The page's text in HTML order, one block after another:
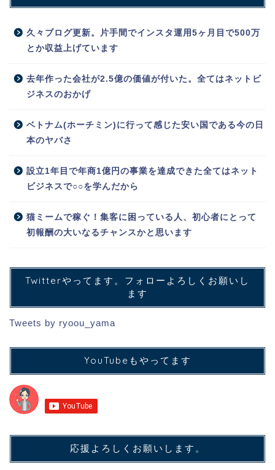
久々ブログ更新。片手間でインスタ運用5ヶ月目で500万
とか収益上げています
去年作った会社が2.5億の価値が付いた。全てはネットビ
ジネスのおかげ
ベトナム(ホーチミン)に行って感じた安い国である今の日
本のヤバさ
設立1年目で年商1億円の事業を達成できた全てはネット
ビジネスで○○を学んだから
猫ミームで稼ぐ！集客に困っている人、初心者にとって
初報酬の大いなるチャンスかと思います
Twitterやってます。フォローよろしくお願いし
ます
Tweets by ryoou_yama
YouTubeもやってます
応援よろしくお願いします。
プロフィール